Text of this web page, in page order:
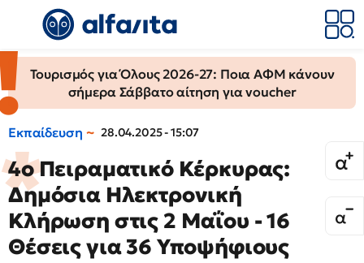
Τουρισμός για Όλους 2026-27: Ποια ΑΦΜ κάνουν
σήμερα Σάββατο αίτηση για voucher
Εκπαίδευση 28.04.2025 - 15:07
4ο Πειραματικό Κέρκυρας:
Δημόσια Ηλεκτρονική
Κλήρωση στις 2 Μαΐου - 16
Θέσεις για 36 Υποψήφιους